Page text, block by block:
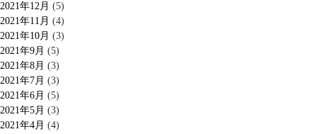
2021年12月 (5)
2021年11月 (4)
2021年10月 (3)
2021年9月 (5)
2021年8月 (3)
2021年7月 (3)
2021年6月 (5)
2021年5月 (3)
2021年4月 (4)